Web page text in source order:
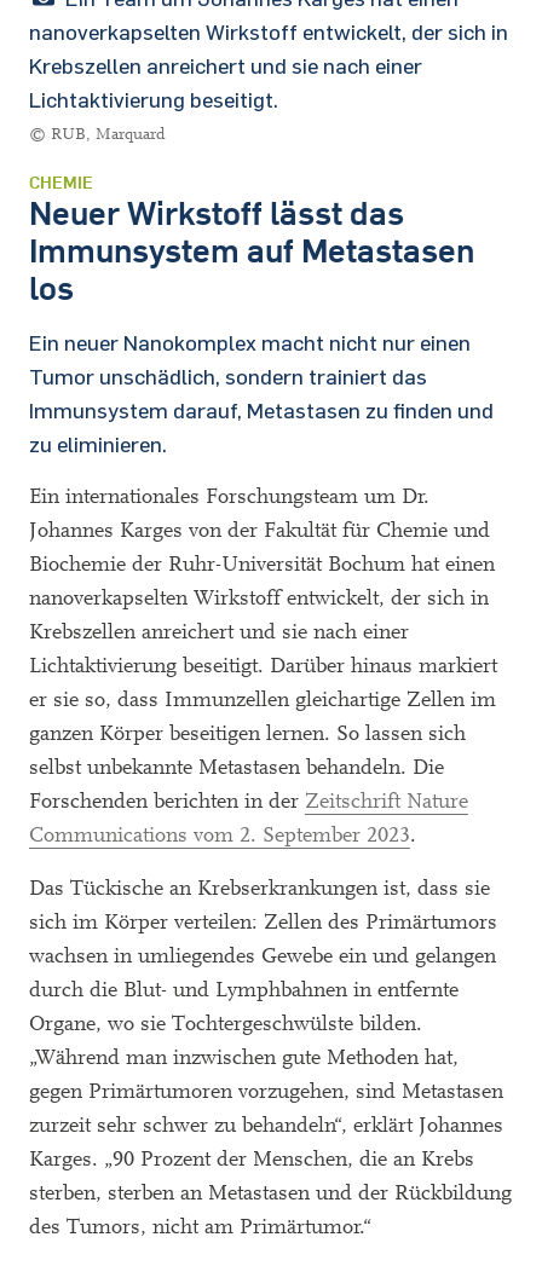
nanoverkapselten Wirkstoff entwickelt, der sich in
Krebszellen anreichert und sie nach einer
Lichtaktivierung beseitigt.
© RUB, Marquard
CHEMIE
Neuer Wirkstoff lässt das
Immunsystem auf Metastasen
los
Ein neuer Nanokomplex macht nicht nur einen
Tumor unschädlich, sondern trainiert das
Immunsystem darauf, Metastasen zu finden und
zu eliminieren.
Ein internationales Forschungsteam um Dr.
Johannes Karges von der Fakultät für Chemie und
Biochemie der Ruhr-Universität Bochum hat einen
nanoverkapselten Wirkstoff entwickelt, der sich in
Krebszellen anreichert und sie nach einer
Lichtaktivierung beseitigt. Darüber hinaus markiert
er sie so, dass Immunzellen gleichartige Zellen im
ganzen Körper beseitigen lernen. So lassen sich
selbst unbekannte Metastasen behandeln. Die
Forschenden berichten in der Zeitschrift Nature
Communications vom 2. September 2023.
Das Tückische an Krebserkrankungen ist, dass sie
sich im Körper verteilen: Zellen des Primärtumors
wachsen in umliegendes Gewebe ein und gelangen
durch die Blut- und Lymphbahnen in entfernte
Organe, wo sie Tochtergeschwülste bilden.
„Während man inzwischen gute Methoden hat,
gegen Primärtumoren vorzugehen, sind Metastasen
zurzeit sehr schwer zu behandeln“, erklärt Johannes
Karges. „90 Prozent der Menschen, die an Krebs
sterben, sterben an Metastasen und der Rückbildung
des Tumors, nicht am Primärtumor.“